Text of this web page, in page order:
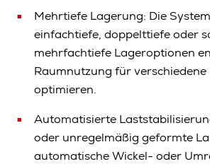
Mehrtiefe Lagerung: Die
einfachtiefe, doppelttiefe oder
mehrfachtiefe Lageroptionen
Raumnutzung für
optimieren.
Automatisierte
oder unregelmäßig geformte
automatische Wickel- oder